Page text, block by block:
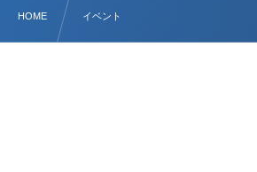
HOME イベント